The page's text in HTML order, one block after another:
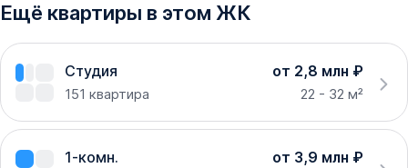
Ещё квартиры в этом ЖК
Студия от 2,8 млн ₽
151 квартира 22 - 32 м²
1-комн. от 3,9 млн ₽